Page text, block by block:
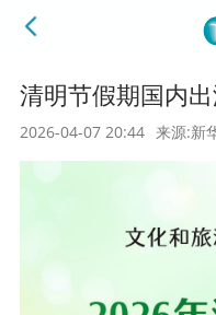
清明节假期国内
2026-04-07 20:44 来源:新